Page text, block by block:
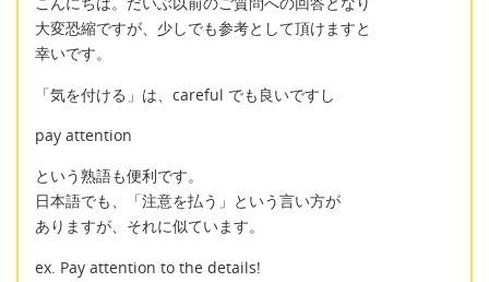
大変恐縮ですが、少しでも参考として頂けますと
幸いです。
「気を付ける」は、careful でも良いですし
pay attention
という熟語も便利です。
日本語でも、「注意を払う」という言い方が
ありますが、それに似ています。
ex. Pay attention to the details!